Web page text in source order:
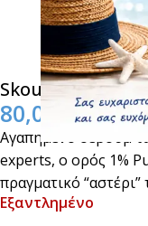
SkourasMed
80,00
Αγαπημένο σέρουμ
experts, ο ορός 1%
πραγματικό
Εξαντλημένο